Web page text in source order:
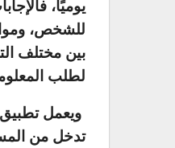
يوميًا،
للشخص،
بين مختلف
لطلب
ويعمل
تدخل من